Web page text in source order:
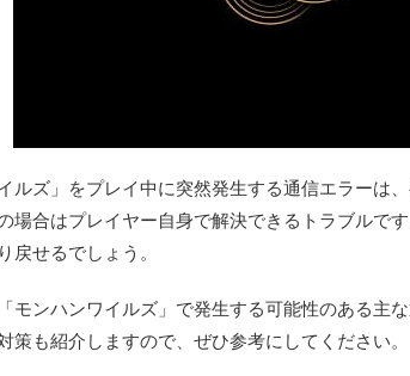
ルズ」をプレイ中に突然発生する通信エラーは
場合はプレイヤー自身で解決できるトラブルで
戻せるでしょう。
モンハンワイルズ」で発生する可能性のある主
策も紹介しますので、ぜひ参考にしてください。